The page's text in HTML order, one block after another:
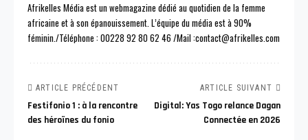
Afrikelles Média est un webmagazine dédié au quotidien de la femme
africaine et à son épanouissement. L’équipe du média est à 90%
féminin./Téléphone : 00228 92 80 62 46 /Mail :contact@afrikelles.com
ARTICLE PRÉCÉDENT
Festifonio 1 : à la rencontre
des héroïnes du fonio
ARTICLE SUIVANT
Digital: Yas Togo relance Dagan
Connectée en 2026